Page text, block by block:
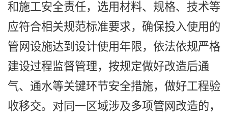
和施工安全责任，选用材料、规格、技术等
应符合相关规范标准要求，确保投入使用的
管网设施达到设计使用年限，依法依规严格
建设过程监督管理，按规定做好改造后通
气、通水等关键环节安全措施，做好工程验
收移交。对同一区域涉及多项管网改造的，